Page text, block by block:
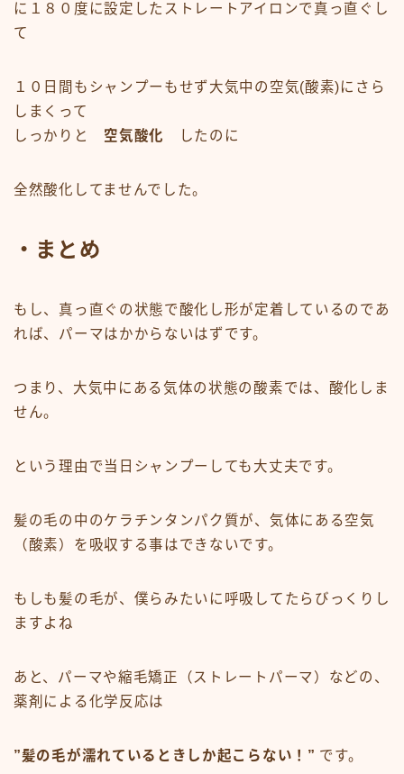
に１８０度に設定したストレートアイロンで真っ直ぐし
て
１０日間もシャンプーもせず大気中の空気(酸素)にさら
しまくって
しっかりと 空気酸化 したのに
全然酸化してませんでした。
・まとめ
もし、真っ直ぐの状態で酸化し形が定着しているのであ
れば、パーマはかからないはずです。
つまり、大気中にある気体の状態の酸素では、酸化しま
せん。
という理由で当日シャンプーしても大丈夫です。
髪の毛の中のケラチンタンパク質が、気体にある空気
（酸素）を吸収する事はできないです。
もしも髪の毛が、僕らみたいに呼吸してたらびっくりし
ますよね
あと、パーマや縮毛矯正（ストレートパーマ）などの、
薬剤による化学反応は
”髪の毛が濡れているときしか起こらない！” です。